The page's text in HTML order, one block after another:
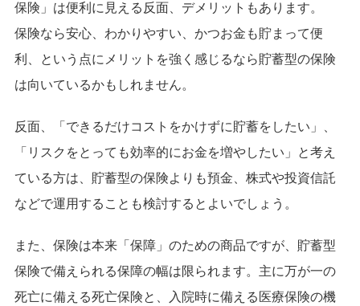
保険」は便利に見える反面、デメリットもあります。
保険なら安心、わかりやすい、かつお金も貯まって便
利、という点にメリットを強く感じるなら貯蓄型の保険
は向いているかもしれません。
反面、「できるだけコストをかけずに貯蓄をしたい」、
「リスクをとっても効率的にお金を増やしたい」と考え
ている方は、貯蓄型の保険よりも預金、株式や投資信託
などで運用することも検討するとよいでしょう。
また、保険は本来「保障」のための商品ですが、貯蓄型
保険で備えられる保障の幅は限られます。主に万が一の
死亡に備える死亡保険と、入院時に備える医療保険の機